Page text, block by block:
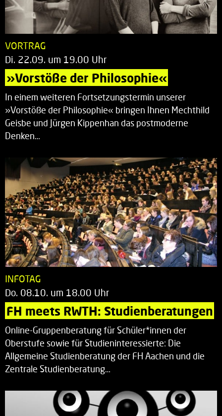
VORTRAG
Di. 22.09. um 19.00 Uhr
»Vorstöße der Philosophie«
In einem weiteren Fortsetzungstermin unserer
»Vorstöße der Philosophie« bringen Ihnen Mechthild
Geisbe und Jürgen Kippenhan das postmoderne
Denken…
INFOTAG
Do. 08.10. um 18.00 Uhr
FH meets RWTH: Studienberatungen
Online-Gruppenberatung für Schüler*innen der
Oberstufe sowie für Studieninteressierte: Die
Allgemeine Studienberatung der FH Aachen und die
Zentrale Studienberatung…